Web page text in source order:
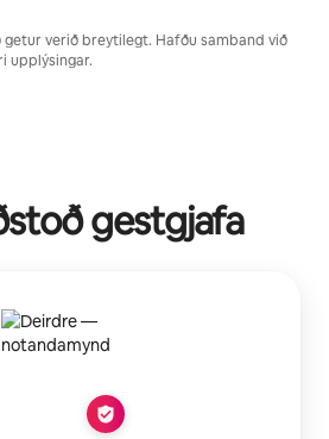
verið breytilegt. Hafðu samband við
upplýsingar.
gestgjafa